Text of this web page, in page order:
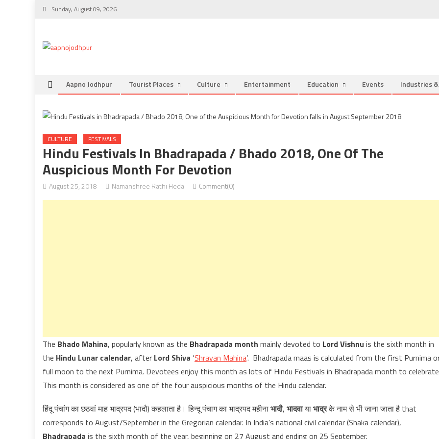
Skip
Sunday, August 09, 2026
Aapno Jodhpur Tourist Places Culture Entertainment Education Events Industries
CULTURE FESTIVALS
Hindu Festivals In Bhadrapada / Bhado 2018, One Of The
Auspicious Month For Devotion
August 25, 2018 Namanshree Rathi Heda Comment(0)
The Bhado Mahina, popularly known as the Bhadrapada month mainly devoted to Lord Vishnu is the sixth month in
the Hindu Lunar calendar, after Lord Shiva ‘Shravan Mahina‘. Bhadrapada maas is calculated from the first Purnima
full moon to the next Purnima. Devotees enjoy this month as lots of Hindu Festivals in Bhadrapada month to
This month is considered as one of the four auspicious months of the Hindu calendar.
हिंदू पंचांग का छठवां माह भाद्रपद (भादौ) कहलाता है। हिन्दू पंचाग का भाद्रपद महीनाभादौ, भादवायाभाद्रके नाम से भी जाना जाता है that
corresponds to August/September in the Gregorian calendar. In India’s national civil calendar (Shaka calendar),
Bhadrapada is the sixth month of the year, beginning on 27 August and ending on 25 September.